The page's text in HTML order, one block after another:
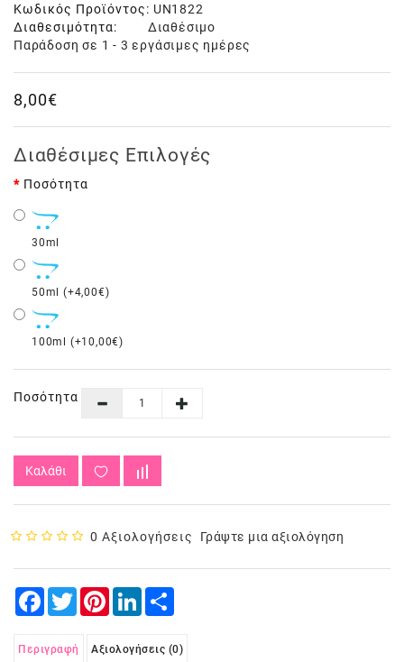
Κωδικός Προϊόντος: UN1822
Διαθεσιμότητα:
Διαθέσιμο
Παράδοση σε 1 - 3 εργάσιμες ημέρες
8,00€
Διαθέσιμες Επιλογές
Ποσότητα
30ml
50ml (+4,00€)
100ml (+10,00€)
Ποσότητα
Καλάθι
0 Αξιολογήσεις Γράψτε μια αξιολόγηση
Facebook
TwitterPinterestLinkedIn
Περιγραφή Αξιολογήσεις (0)